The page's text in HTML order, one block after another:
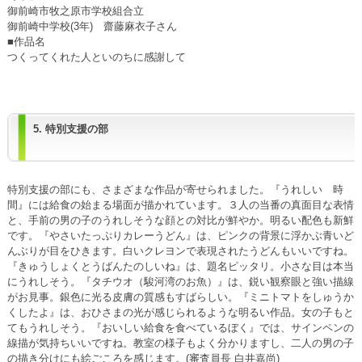
御前崎市牧之原市学校組合立
御前崎中学校(3年) 齋藤麻衣子さん
■作品名
つくってくれた人といのちに感謝して
5. 特別支援の部
特別支援の部にも、さまざまな作品が寄せられました。『うれしい 時
間』には給食の始まる場面が描かれています。３人の当番の真面目な表情
と、手前の男の子のうれしそうな顔との対比が鮮やか。明るい配色も新鮮
です。『やさいたっぷりカレーうどん』は、ピンクの背景に浮かぶ青いど
んぶりが目をひきます。白いクレヨンで表現されたうどんもいいですね。
『きゅうしょくとうばんたのしいね』は、題名ピッタリ。小さな目は本当
にうれしそう。『タチウオ（駿河湾のお魚）』は、鋭い観察眼と強い描線
がお見事。銀色に光る皮膚の質感もすばらしい。『ミニトマトをしゅうか
くしたよ』は、おひさまの光が感じられるような明るい作品。女の子もと
てもうれしそう。『おいしい給食を食べているぼく』では、サインペンの
線描が気持ちいいですね。教室の様子もよく分かりますし、二人の男の子
の描き分けにも絵ごころを感じます。(審査員長 白井嘉尚)